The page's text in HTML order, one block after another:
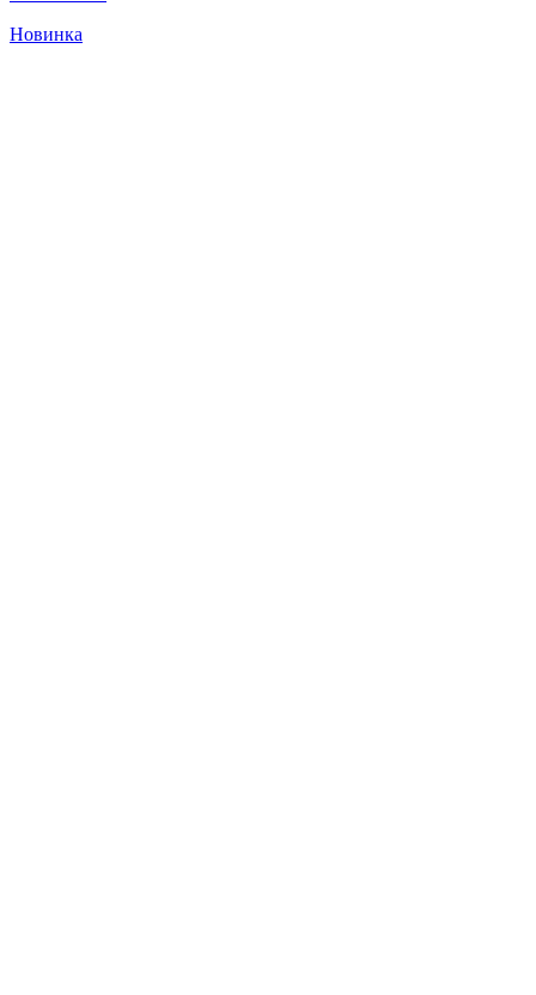
Новинка